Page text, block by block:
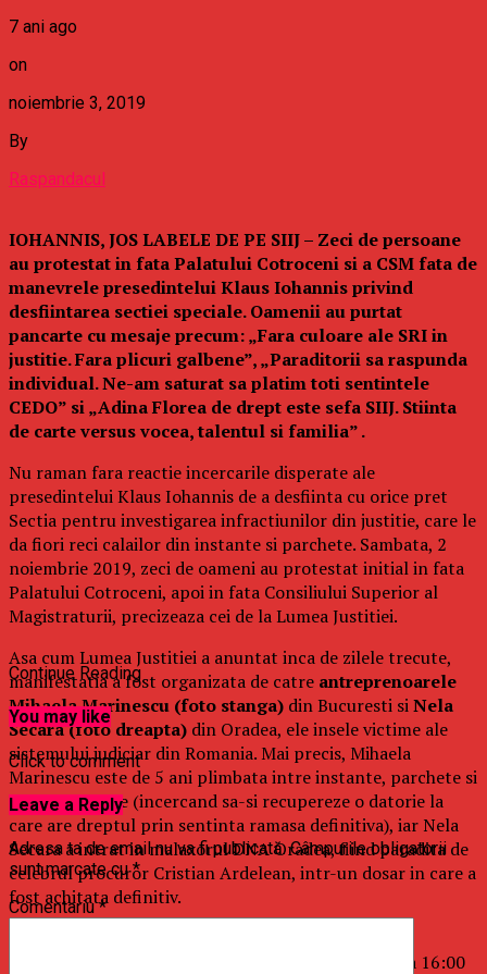
7 ani ago
on
noiembrie 3, 2019
By
Raspandacul
IOHANNIS, JOS LABELE DE PE SIIJ – Zeci de persoane
au protestat in fata Palatului Cotroceni si a CSM fata de
manevrele presedintelui Klaus Iohannis privind
desfiintarea sectiei speciale. Oamenii au purtat
pancarte cu mesaje precum: „Fara culoare ale SRI in
justitie. Fara plicuri galbene”, „Paraditorii sa raspunda
individual. Ne-am saturat sa platim toti sentintele
CEDO” si „Adina Florea de drept este sefa SIIJ. Stiinta
de carte versus vocea, talentul si familia” .
Nu raman fara reactie incercarile disperate ale
presedintelui Klaus Iohannis de a desfiinta cu orice pret
Sectia pentru investigarea infractiunilor din justitie, care le
da fiori reci calailor din instante si parchete. Sambata, 2
noiembrie 2019, zeci de oameni au protestat initial in fata
Palatului Cotroceni, apoi in fata Consiliului Superior al
Magistraturii, precizeaza cei de la Lumea Justitiei.
Asa cum Lumea Justitiei a anuntat inca de zilele trecute,
manifestatia a fost organizata de catre antreprenoarele
Mihaela Marinescu (foto stanga) din Bucuresti siNela
Secara(foto dreapta) din Oradea, ele insele victime ale
sistemului judiciar din Romania. Mai precis, Mihaela
Marinescu este de 5 ani plimbata intre instante, parchete si
sectii de politie (incercand sa-si recupereze o datorie la
care are dreptul prin sentinta ramasa definitiva), iar Nela
Secara a intrat in malaxorul DNA Oradea, fiind paradita de
celebrul procuror Cristian Ardelean, intr-un dosar in care a
fost achitata definitiv.
manifestatia a continuat de la ora 12:30 pana la ora 16:00
Continue Reading
You may like
Click to comment
Leave a Reply
Adresa ta de email nu va fi publicată. Câmpurile obligatorii
sunt marcate cu*
Comentariu*